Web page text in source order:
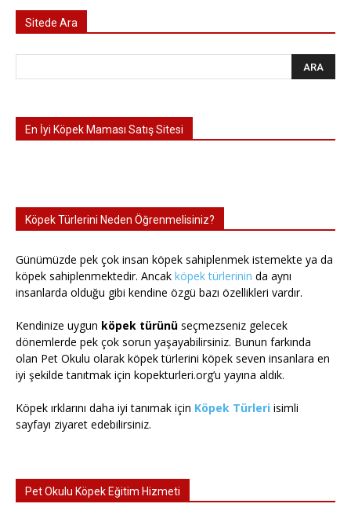
Sitede Ara
En İyi Köpek Maması Satış Sitesi
Köpek Türlerini Neden Öğrenmelisiniz?
Günümüzde pek çok insan köpek sahiplenmek istemekte ya da
köpek sahiplenmektedir. Ancak köpek türlerinin da aynı
insanlarda olduğu gibi kendine özgü bazı özellikleri vardır.
Kendinize uygun köpek türünü seçmezseniz gelecek
dönemlerde pek çok sorun yaşayabilirsiniz. Bunun farkında
olan Pet Okulu olarak köpek türlerini köpek seven insanlara en
iyi şekilde tanıtmak için kopekturleri.org’u yayına aldık.
Köpek ırklarını daha iyi tanımak için Köpek Türleri isimli
sayfayı ziyaret edebilirsiniz.
Pet Okulu Köpek Eğitim Hizmeti